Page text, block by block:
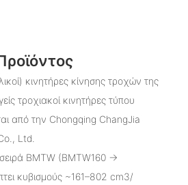
κινητήρες κίνησης τροχών της
τροχιακοί κινητήρες τύπου
από την Chongqing ChangJia
Ltd.
BMTW (BMTW160 →
κυβισμούς ~161–802 cm3/